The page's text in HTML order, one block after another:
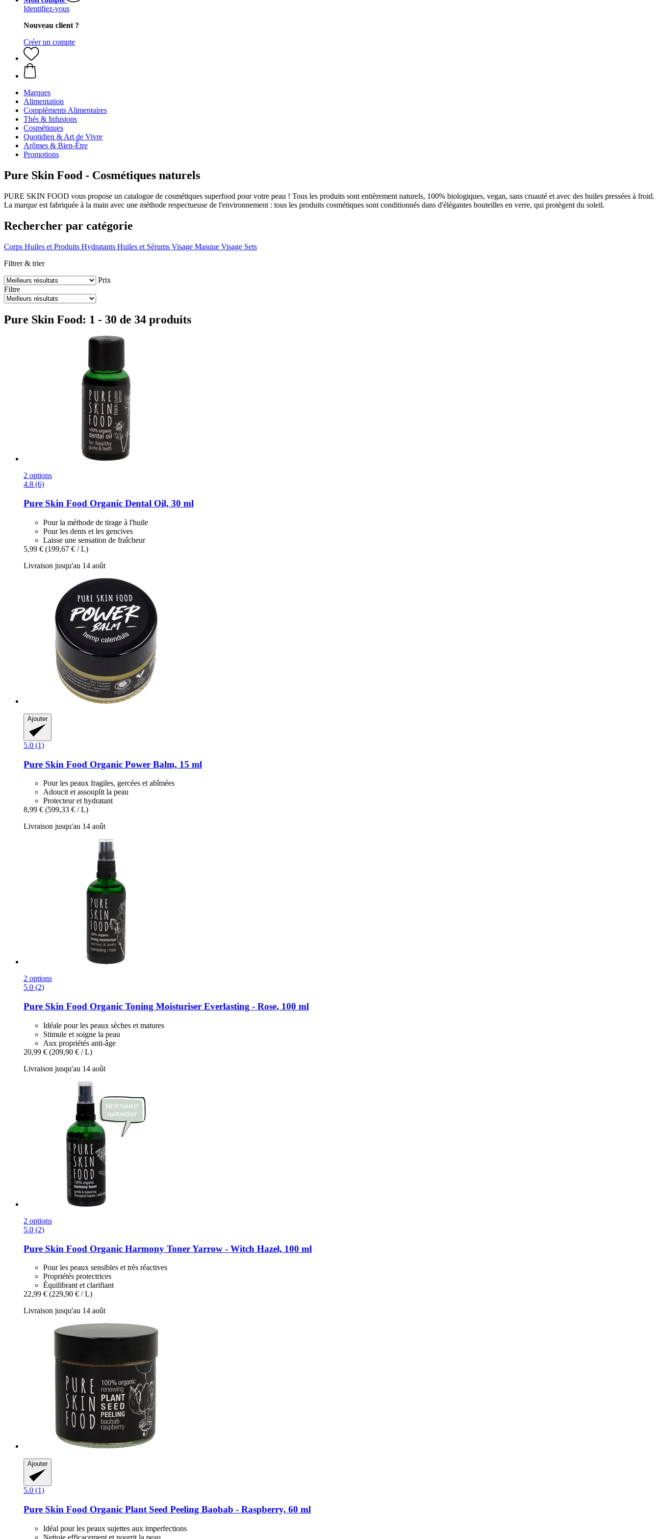
Identifiez-vous
Nouveau client ?
Créer un compte
Marques
Alimentation
Compléments Alimentaires
Thés & Infusions
Cosmétiques
Quotidien & Art de Vivre
Arômes & Bien-Être
Promotions
Pure Skin Food - Cosmétiques naturels
PURE SKIN FOOD vous propose un catalogue de cosmétiques superfood pour votre peau ! Tous les produits sont entièrement naturels, 100% biologiques, vegan, sans cruauté et avec des huiles pressées à froid.
La marque est fabriquée à la main avec une méthode respectueuse de l'environnement : tous les produits cosmétiques sont conditionnés dans d'élégantes bouteilles en verre, qui protègent du soleil.
Rechercher par catégorie
Corps Huiles et Produits Hydratants Huiles et Sérums Visage Masque Visage Sets
Filtrer & trier
Prix
Filtre
Pure Skin Food: 1 - 30 de 34 produits
2 options
4.8 (6)
Pure Skin Food Organic Dental Oil, 30 ml
Pour la méthode de tirage à l'huile
Pour les dents et les gencives
Laisse une sensation de fraîcheur
5,99 € (199,67 € / L)
Livraison jusqu'au 14 août
Ajouter
5.0 (1)
Pure Skin Food Organic Power Balm, 15 ml
Pour les peaux fragiles, gercées et abîmées
Adoucit et assouplit la peau
Protecteur et hydratant
8,99 € (599,33 € / L)
Livraison jusqu'au 14 août
2 options
5.0 (2)
Pure Skin Food Organic Toning Moisturiser Everlasting -​ Rose, 100 ml
Idéale pour les peaux sèches et matures
Stimule et soigne la peau
Aux propriétés anti-âge
20,99 € (209,90 € / L)
Livraison jusqu'au 14 août
2 options
5.0 (2)
Pure Skin Food Organic Harmony Toner Yarrow -​ Witch Hazel, 100 ml
Pour les peaux sensibles et très réactives
Propriétés protectrices
Équilibrant et clarifiant
22,99 € (229,90 € / L)
Livraison jusqu'au 14 août
Ajouter
5.0 (1)
Pure Skin Food Organic Plant Seed Peeling Baobab -​ Raspberry, 60 ml
Idéal pour les peaux sujettes aux imperfections
Nettoie efficacement et nourrit la peau